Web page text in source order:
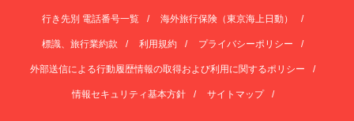
行き先別 電話番号一覧 海外旅行保険（東京海上日動）
標識、旅行業約款 利用規約 プライバシーポリシー
外部送信による行動履歴情報の取得および利用に関するポリシー
情報セキュリティ基本方針 サイトマップ